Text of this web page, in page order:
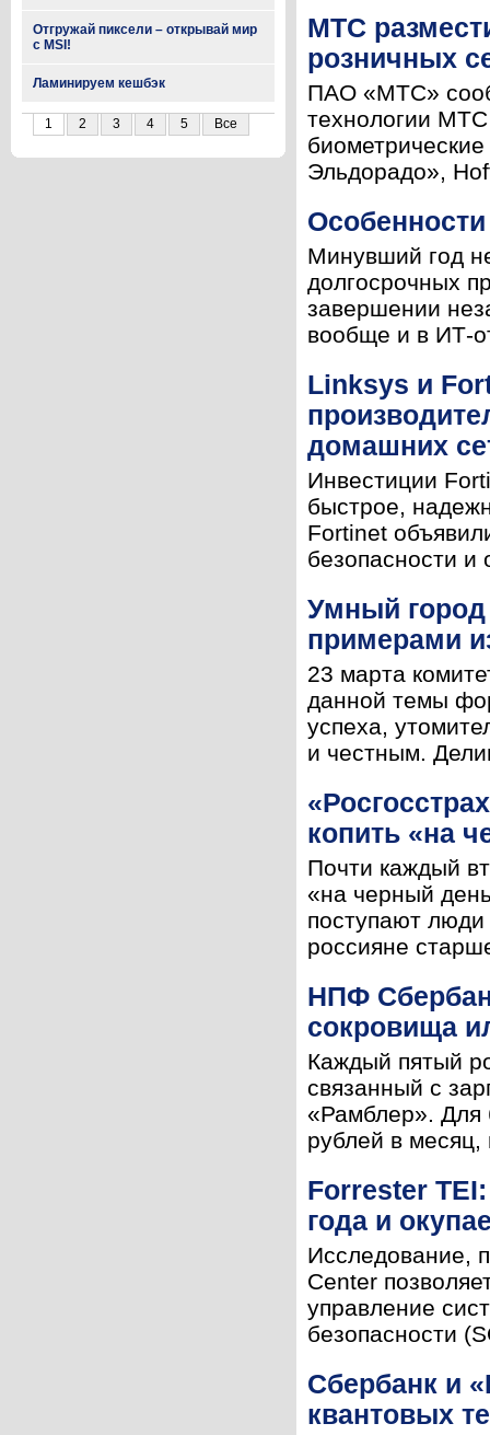
Отгружай пиксели – открывай мир
с MSI!
Ламинируем кешбэк
1 2 3 4 5 Все
МТС
розничных
ПАО «МТС»
технологии
Эльдорадо»,
Минувший год
долгосрочных
завершении
вообще и в ИТ-
Linksys и
домашних
Инвестиции
быстрое,
Fortinet
безопасности и
Умный город
примерами
23 марта
данной темы
успеха,
и честным.
копить «на
Почти каждый
«на черный
поступают
россияне
НПФ
сокровища
Каждый пятый
связанный с
«Рамблер». Для
рублей в
Forrester
года и
Исследование,
Center
управление
безопасности
Сбербанк и
квантовых